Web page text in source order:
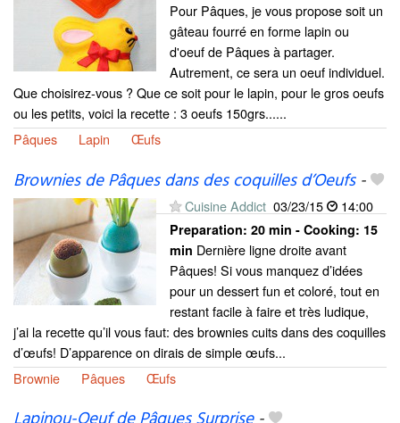
Pour Pâques, je vous propose soit un
gâteau fourré en forme lapin ou
d'oeuf de Pâques à partager.
Autrement, ce sera un oeuf individuel.
Que choisirez-vous ? Que ce soit pour le lapin, pour le gros oeufs
ou les petits, voici la recette : 3 oeufs 150grs......
Pâques
Lapin Œufs
Brownies de Pâques dans des coquilles d’Oeufs-
Cuisine Addict 03/23/15 14:00
Preparation: 20 min - Cooking: 15
min Dernière ligne droite avant
Pâques! Si vous manquez d’idées
pour un dessert fun et coloré, tout en
restant facile à faire et très ludique,
j’ai la recette qu’il vous faut: des brownies cuits dans des coquilles
d’œufs! D’apparence on dirais de simple œufs...
Brownie
Pâques Œufs